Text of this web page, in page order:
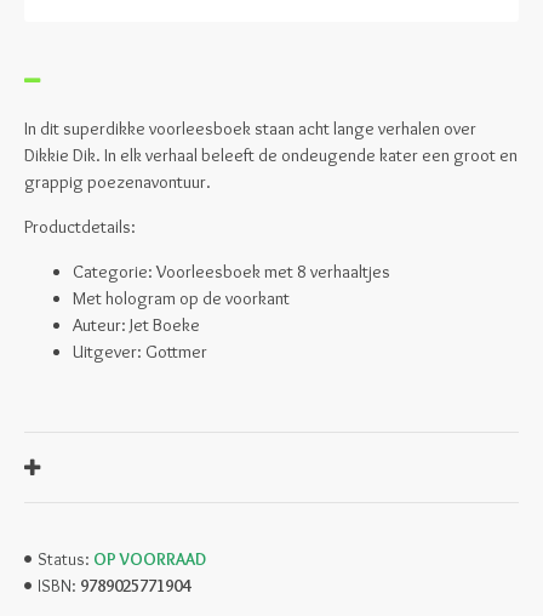
In dit superdikke voorleesboek staan acht lange verhalen over
Dikkie Dik. In elk verhaal beleeft de ondeugende kater een groot en
grappig poezenavontuur.
Productdetails:
Categorie: Voorleesboek met 8 verhaaltjes
Met hologram op de voorkant
Auteur: Jet Boeke
Uitgever: Gottmer
Status: OP VOORRAAD
ISBN: 9789025771904